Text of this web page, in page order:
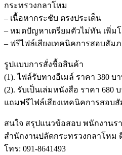
กระทรวงกลาโหม
– เนื้อหากระชับ ตรงประเด็น
– หมดปัญหาเตรียมตัวไม่ทัน เพิ่ม
– ฟรีไฟล์เสียงเทคนิคการสอบสัม
รูปแบบการสั่งชื้อสินค้า
(1). ไฟล์รับทางอีเมล์ ราคา 380 บ
(2). รับเป็นเล่มหนังสือ ราคา 680
แถมฟรีไฟล์เสียงเทคนิคการสอบ
สนใจ สรุปแนวข้อสอบ พนักงาน
สำนักงานปลัดกระทรวงกลาโหม
โทร: 091-8641493